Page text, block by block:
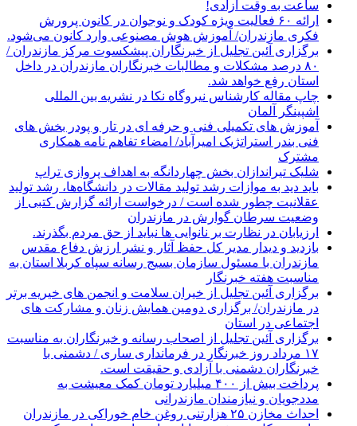
ساعت به وقت آزادی!
ارائه ۶۰ فعالیت ویژه کودک و نوجوان در کانون پرورش
فکری مازندران/ آموزش هوش مصنوعی وارد کانون می‌شود.
برگزاری آئین تجلیل از خبرنگاران پیشکسوت مرکز مازندران /
۸۰ درصد مشکلات و مطالبات خبرنگاران مازندران در داخل
استان رفع خواهد شد.
چاپ مقاله کارشناس نيروگاه نكا در نشریه بین المللی
اشپینگر آلمان
آموزش های تکمیلی فنی و حرفه ای در تار و پودر بخش های
فنی بندر استراتژیک امیرآباد/ امضاء تفاهم نامه همکاری
مشترک
شلیک تیراندازان بخش چهاردانگه به اهداف پروازی تراپ
باید دید به موازات رشد تولید مقالات در دانشگاه‌ها، رشد تولید
عقلانیت چطور شده است / درخواست ارائه گزارش کتبی از
وضعیت سرطان گوارش در مازندران
ارزیابان در نظارت بر نانوایی ها نباید از حق مردم بگذرند.
بازدید و دیدار مدیر کل حفظ آثار و نشر ارزش دفاع مقدس
مازندران با مسئول سازمان بسیج رسانه سپاه کربلا استان به
مناسبت هفته خبرنگار
برگزاری آئین تجلیل از خیران سلامت و انجمن های خیریه برتر
در مازندران/ برگزاری دومین همایش زنان و مشارکت های
اجتماعی در استان
برگزاری آئین تجلیل از اصحاب رسانه و خبرنگاران به مناسبت
۱۷ مرداد روز خبرنگار در فرمانداری ساری / دشمنی با
خبرنگاران دشمنی با آزادی و حقیقت است.
پرداخت بیش از ۴۰۰ میلیارد تومان کمک معیشت به
مددجویان و نیازمندان مازندرانی
احداث مخازن ۲۵ هزارتنی روغن خام خوراکی در مازندران